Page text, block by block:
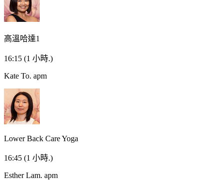
高溫哈達1
16:15 (1 小時.)
Kate To. apm
Lower Back Care Yoga
16:45 (1 小時.)
Esther Lam. apm